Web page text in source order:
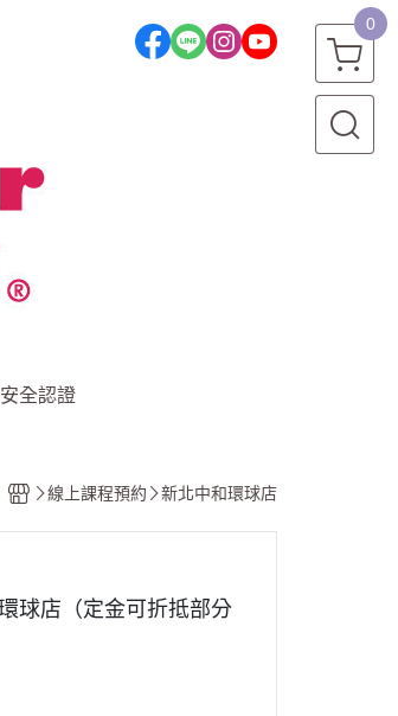
0
安全認證
線上課程預約 新北中和環球店
球店（定金可折抵部分